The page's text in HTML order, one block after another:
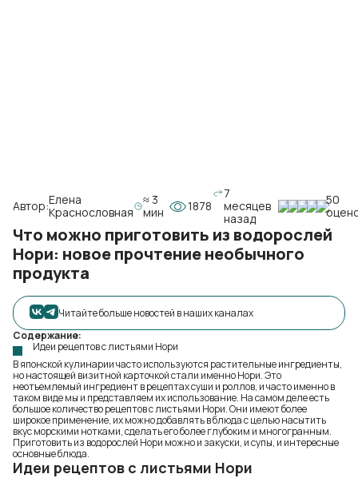
Автор:Елена
Краснословная
≈ 3
мин
1878
7
месяцев
назад
50
Что можно приготовить из водорослей
Нори: новое прочтение необычного
продукта
Читайте больше новостей в наших каналах
Содержание:
Идеи рецептов с листьями Нори
В японской кулинарии часто используются растительные ингредиенты,
но настоящей визитной карточкой стали именно Нори. Это
неотъемлемый ингредиент в рецептах суши и роллов, и часто именно в
таком виде мы и представляем их использование. На самом деле есть
большое количество рецептов с листьями Нори. Они имеют более
широкое применение, их можно добавлять в блюда с целью насытить
вкус морскими нотками, сделать его более глубоким и многогранным.
Приготовить из водорослей Нори можно и закуски, и супы, и интересные
основные блюда.
Идеи рецептов с листьями Нори